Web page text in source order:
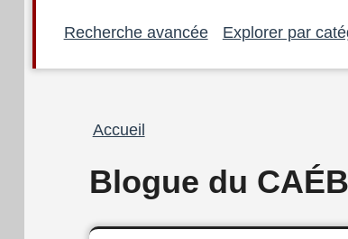
Recherche avancée Explorer par
Fil
Accueil
Blogue du CAÉB